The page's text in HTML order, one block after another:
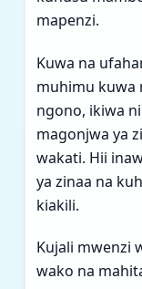
mapenzi.
Kuwa na
muhimu kuwa
ngono, ikiwa
magonjwa ya
wakati. Hii
ya zinaa na
kiakili.
Kujali mwenzi
wako na